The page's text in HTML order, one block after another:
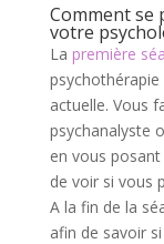
Comment se
votre
La première
actuelle. Vous
psychanalyste
en vous
de voir si vous
A la fin de la
afin de savoir